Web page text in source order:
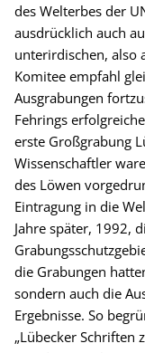
des Welterbes der
ausdrücklich auch
unterirdischen, also
Komitee empfahl
Ausgrabungen
Fehrings
erste Großgrabung
Wissenschaftler
des Löwen
Eintragung in die
Jahre später, 1992,
die Grabungen
sondern auch die
Ergebnisse. So
„Lübecker Schriften